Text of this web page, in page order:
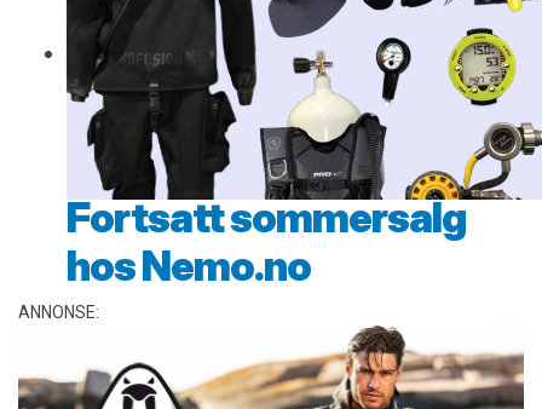
Fortsatt sommersalg
hos Nemo.no
ANNONSE: